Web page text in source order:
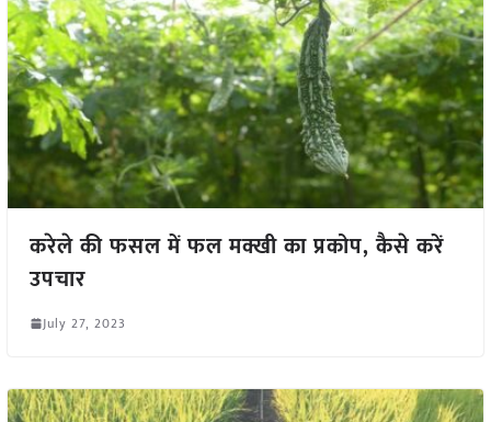
करेले की फसल में फल मक्खी का प्रकोप, कैसे करें
उपचार
July 27, 2023